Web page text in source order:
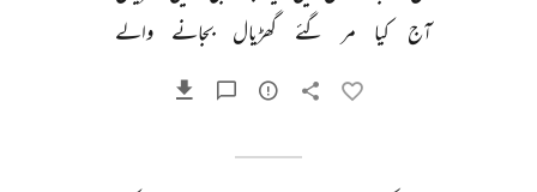
آج
کیا مر گئے گھڑیال بجانے والے